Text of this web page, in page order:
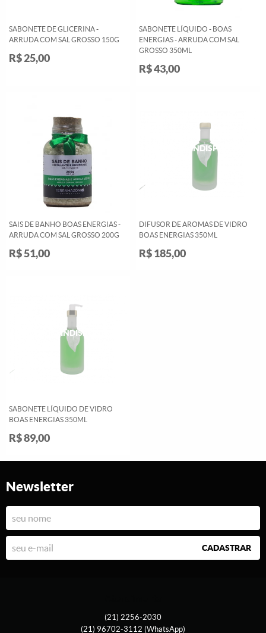
SABONETE DE GLICERINA -
ARRUDA COM SAL GROSSO 150G
R$ 25,00
SABONETE LÍQUIDO - BOAS
ENERGIAS - ARRUDA COM SAL
GROSSO 350ML
R$ 43,00
SAIS DE BANHO BOAS ENERGIAS -
ARRUDA COM SAL GROSSO 200G
R$ 51,00
DIFUSOR DE AROMAS DE VIDRO
BOAS ENERGIAS 350ML
R$ 185,00
SABONETE LÍQUIDO DE VIDRO
BOAS ENERGIAS 350ML
R$ 89,00
Newsletter
CADASTRAR
(21) 2256-2030
(21) 96702-3112 (WhatsApp)